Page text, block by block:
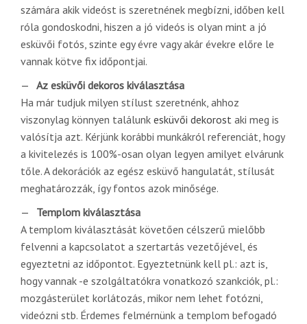
számára akik videóst is szeretnének megbízni, időben kell
róla gondoskodni, hiszen a jó videós is olyan mint a jó
esküvői fotós, szinte egy évre vagy akár évekre előre le
vannak kötve fix időpontjai.
Az esküvői dekoros kiválasztása
Ha már tudjuk milyen stílust szeretnénk, ahhoz
viszonylag könnyen találunk esküvői dekorost aki meg is
valósítja azt. Kérjünk korábbi munkákról referenciát, hogy
a kivitelezés is 100%-osan olyan legyen amilyet elvárunk
tőle. A dekorációk az egész esküvő hangulatát, stílusát
meghatározzák, így fontos azok minősége.
Templom kiválasztása
A templom kiválasztását követően célszerű mielőbb
felvenni a kapcsolatot a szertartás vezetőjével, és
egyeztetni az időpontot. Egyeztetnünk kell pl.: azt is,
hogy vannak -e szolgáltatókra vonatkozó szankciók, pl.:
mozgásterület korlátozás, mikor nem lehet fotózni,
videózni stb. Érdemes felmérnünk a templom befogadó